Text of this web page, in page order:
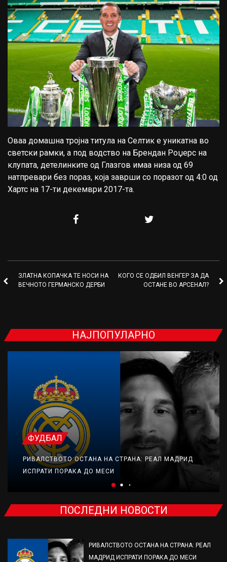
Оваа домашна тројна титула на Селтик е уникатна во
светски рамки, а под водство на Брендан Роџерс на
клупата, детелинките од Глазгов имаа низа од 69
натпревари без пораз, која заврши со поразот од 4:0 од
Хартс на 17-ти декември 2017-та.
ЗЛАТНА КОПАЧКА ТЕ НОСИ НА
ВЕЧНОТО ГЕРМАНСКО ДЕРБИ
КОГО СЕ ОДБИЛ ВЕНГЕР ЗА ДА
ОСТАНЕ ВО АРСЕНАЛ?
НАЈПОПУЛАРНО
ФУДБАЛ
РИВАЛСТВОТО ОСТАНА НА СТРАНА: РЕАЛ МАДРИД
ИСПРАТИ ПОРАКА ДО МЕСИ
ПОСЛЕДНИ НОВОСТИ
РИВАЛСТВОТО ОСТАНА НА СТРАНА: РЕАЛ
МАДРИД ИСПРАТИ ПОРАКА ДО МЕСИ